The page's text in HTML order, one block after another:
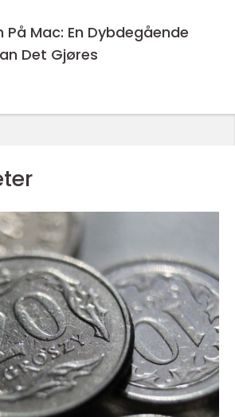
Mac: En Dybdegående
Det Gjøres